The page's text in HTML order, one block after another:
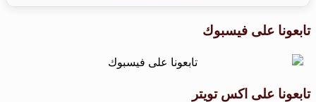
تابعونا على فيسبوك
تابعونا على اكس تويتر